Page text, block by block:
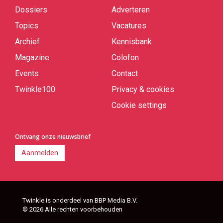
Dossiers
Topics
Archief
Magazine
Events
Twinkle100
Adverteren
Vacatures
Kennisbank
Colofon
Contact
Privacy & cookies
Cookie settings
Ontvang onze nieuwsbrief
Aanmelden
Twinkle is onderdeel van BBP Media B.V.
© 2026 Alle rechten voorbehouden